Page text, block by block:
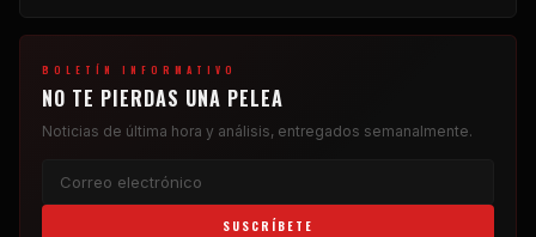
BOLETÍN INFORMATIVO
NO TE PIERDAS UNA PELEA
Noticias de última hora y análisis, entregados semanalmente.
SUSCRÍBETE